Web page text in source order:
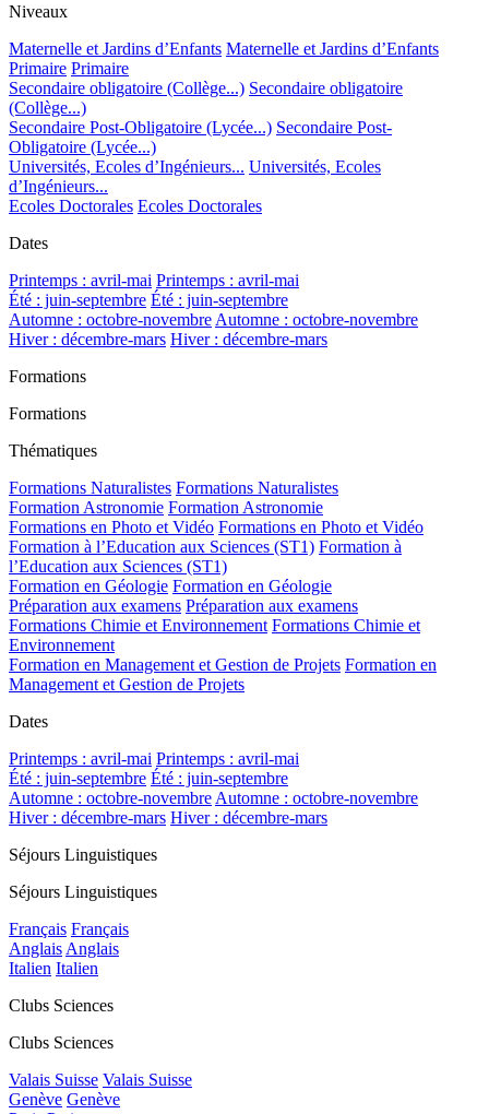
Niveaux
Maternelle et Jardins d’Enfants Maternelle et Jardins d’Enfants
Primaire Primaire
Secondaire obligatoire (Collège...) Secondaire obligatoire
(Collège...)
Secondaire Post-Obligatoire (Lycée...) Secondaire Post-
Obligatoire (Lycée...)
Universités, Ecoles d’Ingénieurs... Universités, Ecoles
d’Ingénieurs...
Ecoles Doctorales Ecoles Doctorales
Dates
Printemps : avril-mai Printemps : avril-mai
Été : juin-septembre Été : juin-septembre
Automne : octobre-novembre Automne : octobre-novembre
Hiver : décembre-mars Hiver : décembre-mars
Formations
Formations
Thématiques
Formations Naturalistes Formations Naturalistes
Formation Astronomie Formation Astronomie
Formations en Photo et Vidéo Formations en Photo et Vidéo
Formation à l’Education aux Sciences (ST1) Formation à
l’Education aux Sciences (ST1)
Formation en Géologie Formation en Géologie
Préparation aux examens Préparation aux examens
Formations Chimie et Environnement Formations Chimie et
Environnement
Formation en Management et Gestion de Projets Formation en
Management et Gestion de Projets
Dates
Printemps : avril-mai Printemps : avril-mai
Été : juin-septembre Été : juin-septembre
Automne : octobre-novembre Automne : octobre-novembre
Hiver : décembre-mars Hiver : décembre-mars
Séjours Linguistiques
Séjours Linguistiques
Français Français
Anglais Anglais
Italien Italien
Clubs Sciences
Clubs Sciences
Valais Suisse Valais Suisse
Genève Genève